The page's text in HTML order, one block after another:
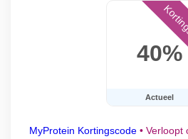
40%
Actueel
MyProtein Kortingscode • Verloopt